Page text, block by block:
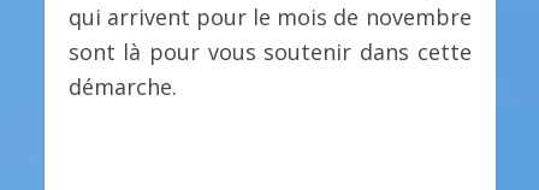
qui arrivent pour le mois de novembre
sont là pour vous soutenir dans cette
démarche.